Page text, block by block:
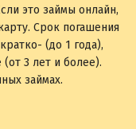
это займы онлайн,
Срок погашения
(до 1 года),
3 лет и более).
займах.